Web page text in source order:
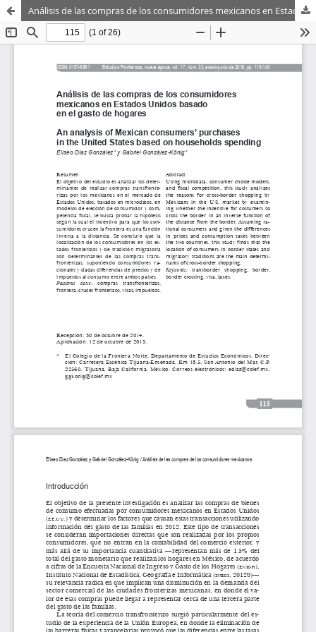
Análisis de las compras de los consumidores mexicanos en Estados Unidos basado en el gasto de hogares